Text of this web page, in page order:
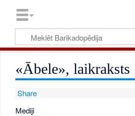
«Ābele», laikraksts
Share
Mediji